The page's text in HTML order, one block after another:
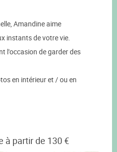
Amandine aime
instants de votre vie.
l'occasion de garder des
en intérieur et / ou en
à partir de 130 €